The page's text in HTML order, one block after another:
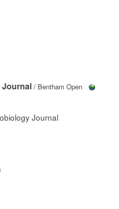
Journal / Bentham Open
Journal